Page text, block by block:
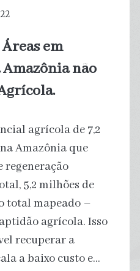
em
Amazônia não
agrícola de 7,2
Amazônia que
regeneração
5,2 milhões de
total mapeado –
agrícola. Isso
recuperar a
a baixo custo e…